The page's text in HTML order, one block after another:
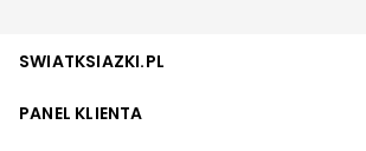
SWIATKSIAZKI.PL
PANEL KLIENTA